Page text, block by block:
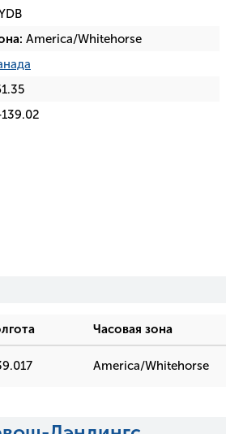
America/Whitehorse
Часовая зона
America/Whitehorse